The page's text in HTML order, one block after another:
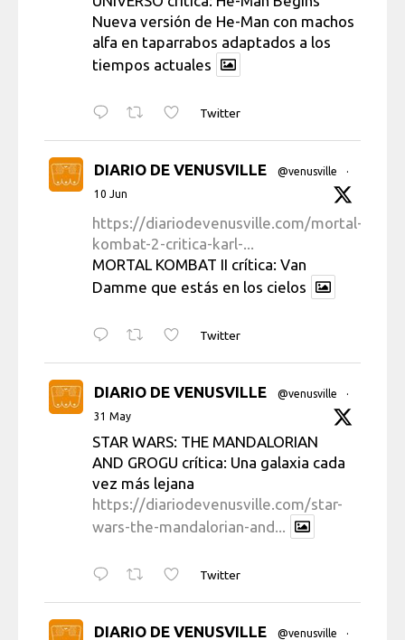
Nueva versión de He-Man con machos
alfa en taparrabos adaptados a los
tiempos actuales
Twitter
DIARIO DE VENUSVILLE @venusville
·
10 Jun
https://diariodevenusville.com/mortal-
kombat-2-critica-karl-...
MORTAL KOMBAT II crítica: Van
Damme que estás en los cielos
Twitter
DIARIO DE VENUSVILLE @venusville
·
31 May
STAR WARS: THE MANDALORIAN
AND GROGU crítica: Una galaxia cada
vez más lejana
https://diariodevenusville.com/star-
wars-the-mandalorian-and...
Twitter
DIARIO DE VENUSVILLE @venusville
·